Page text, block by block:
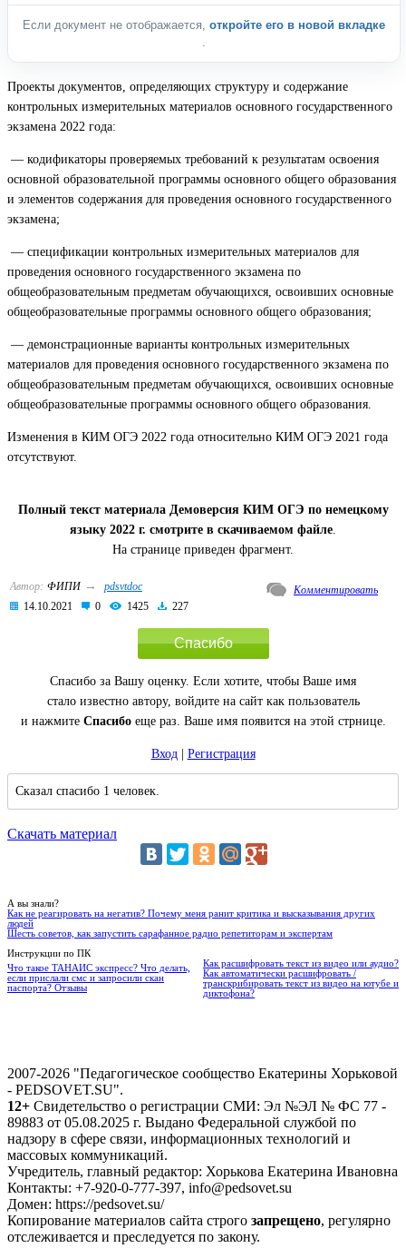
Если документ не отображается, откройте его в новой вкладке
Проекты документов, определяющих структуру и содержание
контрольных измерительных материалов основного государственного
экзамена 2022 года:
— кодификаторы проверяемых требований к результатам освоения
основной образовательной программы основного общего образования
и элементов содержания для проведения основного государственного
экзамена;
— спецификации контрольных измерительных материалов для
проведения основного государственного экзамена по
общеобразовательным предметам обучающихся, освоивших основные
общеобразовательные программы основного общего образования;
— демонстрационные варианты контрольных измерительных
материалов для проведения основного государственного экзамена по
общеобразовательным предметам обучающихся, освоивших основные
общеобразовательные программы основного общего образования.
Изменения в КИМ ОГЭ 2022 года относительно КИМ ОГЭ 2021 года
отсутствуют.
Полный текст материала Демоверсия КИМ ОГЭ по немецкому
языку 2022 г. смотрите в скачиваемом файле
На странице приведен фрагмент.
Автор: ФИПИ →
pdsvtdoc
14.10.2021
0 1425 227
Комментировать
Спасибо
Спасибо за Вашу оценку. Если хотите, чтобы Ваше имя
стало известно автору, войдите на сайт как пользователь
и нажмите Спасибоеще раз. Ваше имя появится на этой стрнице.
Вход| Регистрация
Сказал спасибо 1 человек.
Скачать материал
А вы знали?
Как не реагировать на негатив? Почему меня ранит критика и высказывания других
людей
Шесть советов, как запустить сарафанное радио репетиторам и экспертам
Инструкции по ПК
Что такое ТАНАИС экспресс? Что делать,
если прислали смс и запросили скан
паспорта? Отзывы
Как расшифровать текст из видео или аудио?
Как автоматически расшифровать /
транскрибировать текст из видео на ютубе и
диктофона?
2007-2026 "Педагогическое сообщество Екатерины Хорьковой
- PEDSOVET.SU".
12+ Свидетельство о регистрации СМИ: Эл №ЭЛ № ФС 77 -
89883 от 05.08.2025 г. Выдано Федеральной службой по
надзору в сфере связи, информационных технологий и
массовых коммуникаций.
Учредитель, главный редактор: Хорькова Екатерина Ивановна
Контакты: +7-920-0-777-397, info@pedsovet.su
Домен: https://pedsovet.su/
Копирование материалов сайта строго запрещено, регулярно
отслеживается и преследуется по закону.